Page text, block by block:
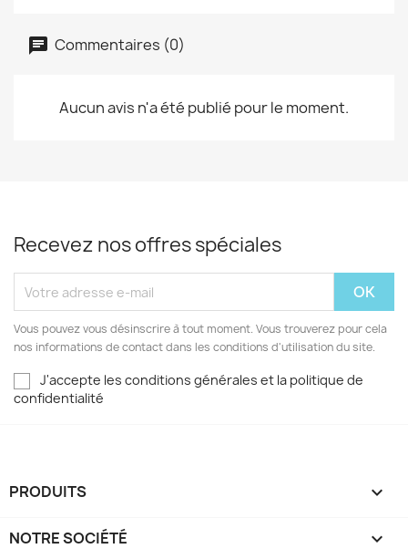
Commentaires (0)
Aucun avis n'a été publié pour le moment.
Recevez nos offres spéciales
Vous pouvez vous désinscrire à tout moment. Vous trouverez pour cela
nos informations de contact dans les conditions d'utilisation du site.
J'accepte les conditions générales et la politique de
confidentialité
PRODUITS 
NOTRE SOCIÉTÉ 